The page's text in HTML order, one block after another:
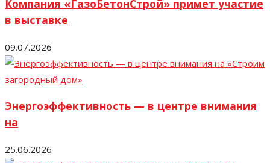
Компания «ГазоБетонСтрой» примет участие
в выставке
09.07.2026
Энергоэффективность — в центре внимания
на
25.06.2026